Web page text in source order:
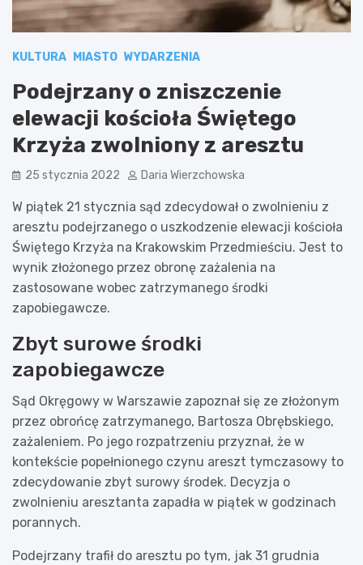
KULTURA MIASTO WYDARZENIA
Podejrzany o zniszczenie
elewacji kościoła Świętego
Krzyża zwolniony z aresztu
25 stycznia 2022 Daria Wierzchowska
W piątek 21 stycznia sąd zdecydował o zwolnieniu z
aresztu podejrzanego o uszkodzenie elewacji kościoła
Świętego Krzyża na Krakowskim Przedmieściu. Jest to
wynik złożonego przez obronę zażalenia na
zastosowane wobec zatrzymanego środki
zapobiegawcze.
Zbyt surowe środki
zapobiegawcze
Sąd Okręgowy w Warszawie zapoznał się ze złożonym
przez obrońcę zatrzymanego, Bartosza Obrębskiego,
zażaleniem. Po jego rozpatrzeniu przyznał, że w
kontekście popełnionego czynu areszt tymczasowy to
zdecydowanie zbyt surowy środek. Decyzja o
zwolnieniu aresztanta zapadła w piątek w godzinach
porannych.
Podejrzany trafił do aresztu po tym, jak 31 grudnia